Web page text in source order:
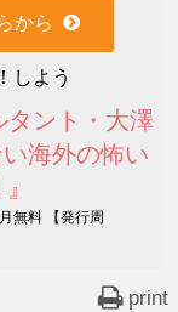
から
しよう
タント・大澤
海外の怖い
無料 【発行周
print